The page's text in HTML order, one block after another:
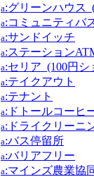
:グリーンハウス
:コミュニティバ
:サンドイッチ
:ステーション
:セリア_(100円シ
:テイクアウト
:テナント
:ドトールコーヒ
:ドライクリーニ
:バス停留所
:バリアフリー
:マインズ農業協